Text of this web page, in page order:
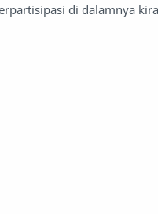
di dalamnya